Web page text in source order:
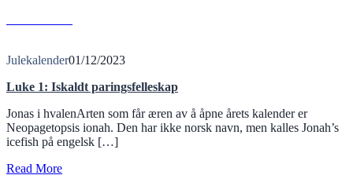
Julekalender01/12/2023
Luke 1: Iskaldt paringsfelleskap
Jonas i hvalenArten som får æren av å åpne årets kalender er
Neopagetopsis ionah. Den har ikke norsk navn, men kalles Jonah’s
icefish på engelsk […]
Read More